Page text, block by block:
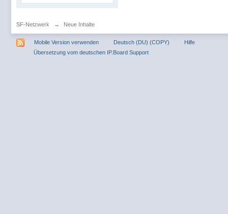
SF-Netzwerk → Neue Inhalte
Mobile Version verwenden Deutsch (DU) (COPY)
Hilfe
Übersetzung vom deutschen IP.Board Support